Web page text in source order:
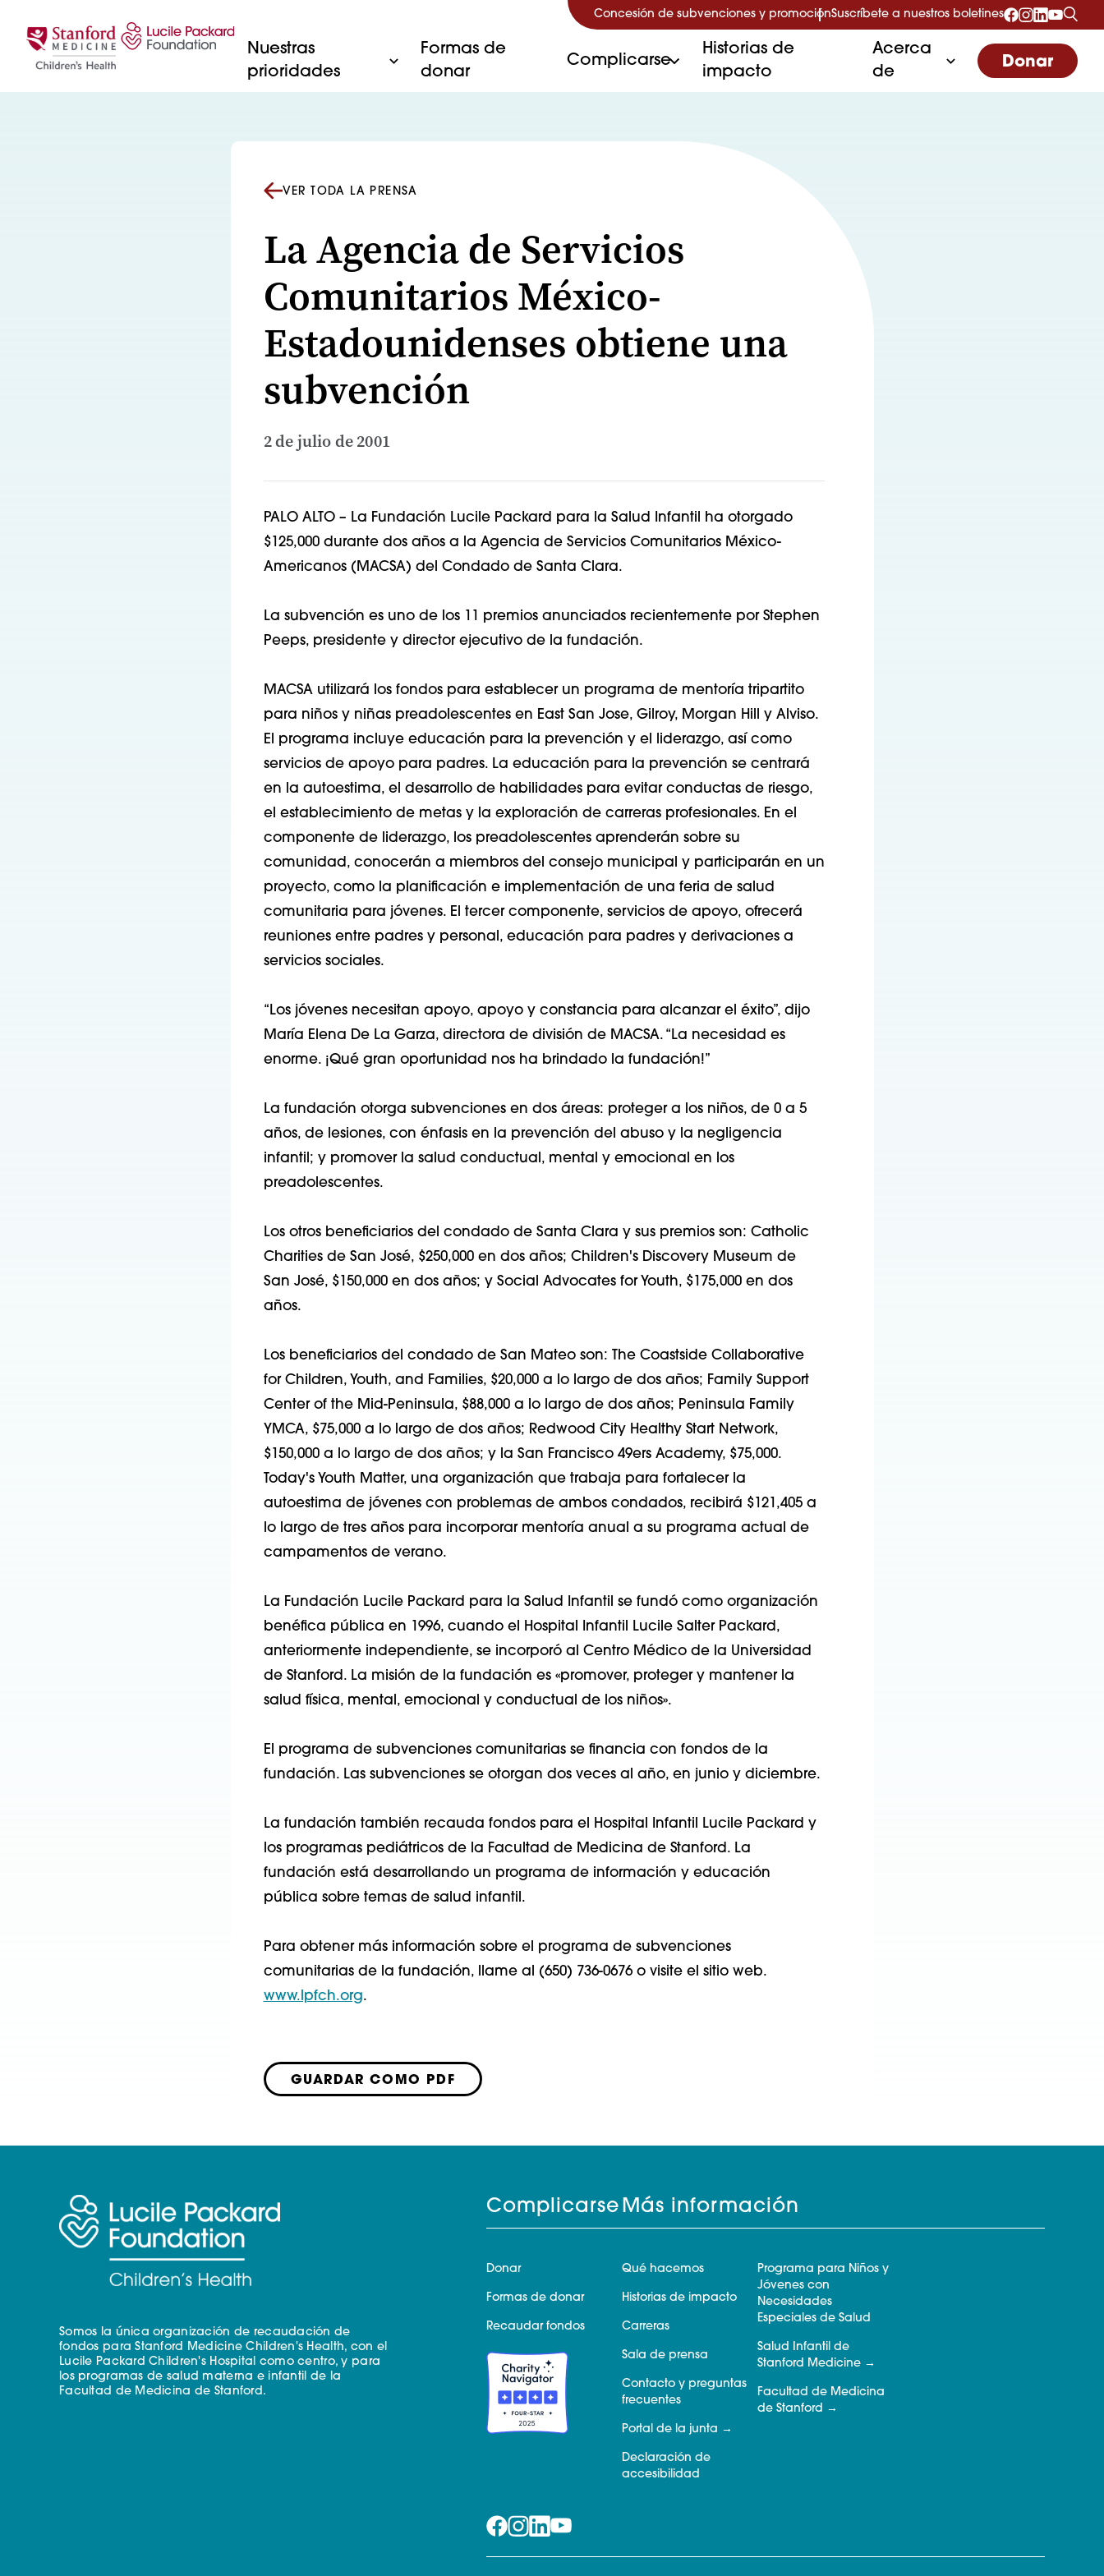
Concesión de subvenciones y promociónSuscríbete a nuestros boletines
Nuestras
prioridades
Formas de
donar
Complicarse
Historias de
impacto
Acerca
de
Donar
VER TODA LA PRENSA
La Agencia de Servicios
Comunitarios México-
Estadounidenses obtiene una
subvención
2 de julio de 2001
PALO ALTO – La Fundación Lucile Packard para la Salud Infantil ha otorgado
$125,000 durante dos años a la Agencia de Servicios Comunitarios México-
Americanos (MACSA) del Condado de Santa Clara.
La subvención es uno de los 11 premios anunciados recientemente por Stephen
Peeps, presidente y director ejecutivo de la fundación.
MACSA utilizará los fondos para establecer un programa de mentoría tripartito
para niños y niñas preadolescentes en East San Jose, Gilroy, Morgan Hill y Alviso.
El programa incluye educación para la prevención y el liderazgo, así como
servicios de apoyo para padres. La educación para la prevención se centrará
en la autoestima, el desarrollo de habilidades para evitar conductas de riesgo,
el establecimiento de metas y la exploración de carreras profesionales. En el
componente de liderazgo, los preadolescentes aprenderán sobre su
comunidad, conocerán a miembros del consejo municipal y participarán en un
proyecto, como la planificación e implementación de una feria de salud
comunitaria para jóvenes. El tercer componente, servicios de apoyo, ofrecerá
reuniones entre padres y personal, educación para padres y derivaciones a
servicios sociales.
“Los jóvenes necesitan apoyo, apoyo y constancia para alcanzar el éxito”, dijo
María Elena De La Garza, directora de división de MACSA. “La necesidad es
enorme. ¡Qué gran oportunidad nos ha brindado la fundación!”
La fundación otorga subvenciones en dos áreas: proteger a los niños, de 0 a 5
años, de lesiones, con énfasis en la prevención del abuso y la negligencia
infantil; y promover la salud conductual, mental y emocional en los
preadolescentes.
Los otros beneficiarios del condado de Santa Clara y sus premios son: Catholic
Charities de San José, $250,000 en dos años; Children's Discovery Museum de
San José, $150,000 en dos años; y Social Advocates for Youth, $175,000 en dos
años.
Los beneficiarios del condado de San Mateo son: The Coastside Collaborative
for Children, Youth, and Families, $20,000 a lo largo de dos años; Family Support
Center of the Mid-Peninsula, $88,000 a lo largo de dos años; Peninsula Family
YMCA, $75,000 a lo largo de dos años; Redwood City Healthy Start Network,
$150,000 a lo largo de dos años; y la San Francisco 49ers Academy, $75,000.
Today's Youth Matter, una organización que trabaja para fortalecer la
autoestima de jóvenes con problemas de ambos condados, recibirá $121,405 a
lo largo de tres años para incorporar mentoría anual a su programa actual de
campamentos de verano.
La Fundación Lucile Packard para la Salud Infantil se fundó como organización
benéfica pública en 1996, cuando el Hospital Infantil Lucile Salter Packard,
anteriormente independiente, se incorporó al Centro Médico de la Universidad
de Stanford. La misión de la fundación es «promover, proteger y mantener la
salud física, mental, emocional y conductual de los niños».
El programa de subvenciones comunitarias se financia con fondos de la
fundación. Las subvenciones se otorgan dos veces al año, en junio y diciembre.
La fundación también recauda fondos para el Hospital Infantil Lucile Packard y
los programas pediátricos de la Facultad de Medicina de Stanford. La
fundación está desarrollando un programa de información y educación
pública sobre temas de salud infantil.
Para obtener más información sobre el programa de subvenciones
comunitarias de la fundación, llame al (650) 736-0676 o visite el sitio web.
www.lpfch.org.
GUARDAR COMO PDF
Somos la única organización de recaudación de
fondos para Stanford Medicine Children's Health, con el
Lucile Packard Children's Hospital como centro, y para
los programas de salud materna e infantil de la
Facultad de Medicina de Stanford.
Complicarse
Donar
Formas de donar
Recaudar fondos
Más información
Qué hacemos
Historias de impacto
Carreras
Sala de prensa
Contacto y preguntas
frecuentes
Portal de la junta
Declaración de
accesibilidad
Programa para Niños y
Jóvenes con
Necesidades
Especiales de Salud
Salud Infantil de
Stanford Medicine
Facultad de Medicina
de Stanford